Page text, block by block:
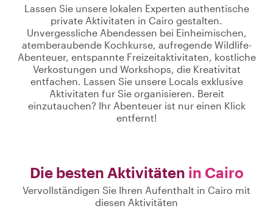
Lassen Sie unsere lokalen Experten authentische
private Aktivitaten in Cairo gestalten.
Unvergessliche Abendessen bei Einheimischen,
atemberaubende Kochkurse, aufregende Wildlife-
Abenteuer, entspannte Freizeitaktivitaten, kostliche
Verkostungen und Workshops, die Kreativitat
entfachen. Lassen Sie unsere Locals exklusive
Aktivitaten fur Sie organisieren. Bereit
einzutauchen? Ihr Abenteuer ist nur einen Klick
entfernt!
Die besten Aktivitäten in Cairo
Vervollständigen Sie Ihren Aufenthalt in Cairo mit
diesen Aktivitäten